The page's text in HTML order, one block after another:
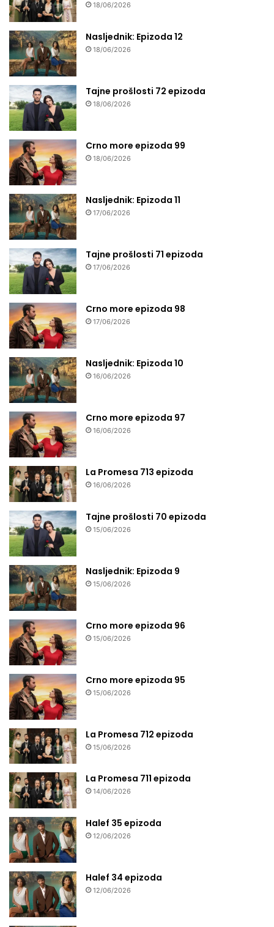
18/06/2026
Nasljednik: Epizoda 12
18/06/2026
Tajne prošlosti 72 epizoda
18/06/2026
Crno more epizoda 99
18/06/2026
Nasljednik: Epizoda 11
17/06/2026
Tajne prošlosti 71 epizoda
17/06/2026
Crno more epizoda 98
17/06/2026
Nasljednik: Epizoda 10
16/06/2026
Crno more epizoda 97
16/06/2026
La Promesa 713 epizoda
16/06/2026
Tajne prošlosti 70 epizoda
15/06/2026
Nasljednik: Epizoda 9
15/06/2026
Crno more epizoda 96
15/06/2026
Crno more epizoda 95
15/06/2026
La Promesa 712 epizoda
15/06/2026
La Promesa 711 epizoda
14/06/2026
Halef 35 epizoda
12/06/2026
Halef 34 epizoda
12/06/2026